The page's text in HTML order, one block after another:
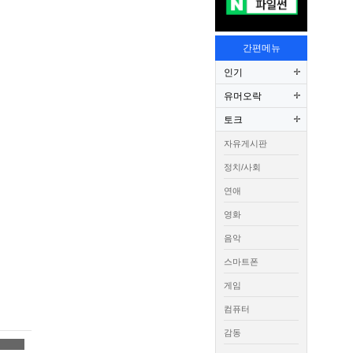
간편메뉴
인기
유머오락
토크
자유게시판
정치/사회
연애
영화
음악
스마트폰
게임
컴퓨터
감동